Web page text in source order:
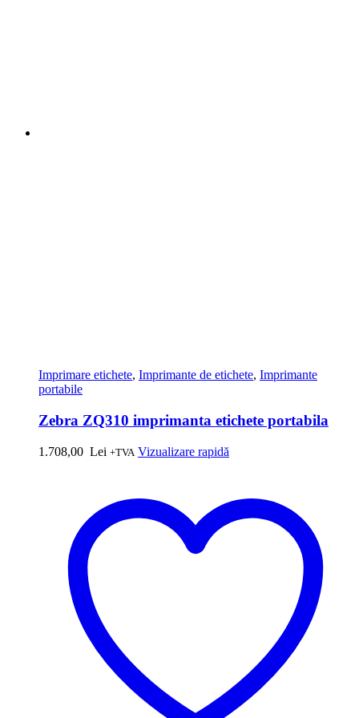
Imprimare etichete, Imprimante de etichete, Imprimante
portabile
Zebra ZQ310 imprimanta etichete portabila
1.708,00 Lei +TVA Vizualizare rapidă